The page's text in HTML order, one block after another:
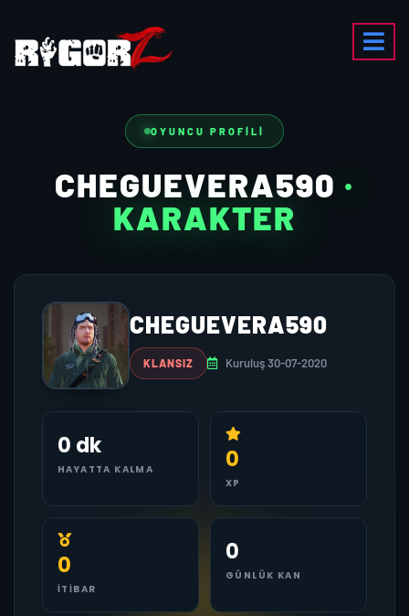
OYUNCU PROFILI
CHEGUEVERA590 ·
KARAKTER
CHEGUEVERA590
KLANSIZ Kuruluş 30-07-2020
0 dk
HAYATTA KALMA 0
XP
0
İTIBAR
0
GÜNLÜK KAN